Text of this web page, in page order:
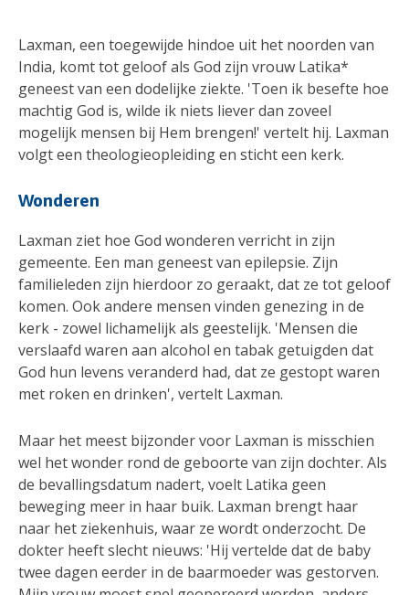
Laxman, een toegewijde hindoe uit het noorden van
India, komt tot geloof als God zijn vrouw Latika*
geneest van een dodelijke ziekte. 'Toen ik besefte hoe
machtig God is, wilde ik niets liever dan zoveel
mogelijk mensen bij Hem brengen!' vertelt hij. Laxman
volgt een theologieopleiding en sticht een kerk.
Wonderen
Laxman ziet hoe God wonderen verricht in zijn
gemeente. Een man geneest van epilepsie. Zijn
familieleden zijn hierdoor zo geraakt, dat ze tot geloof
komen. Ook andere mensen vinden genezing in de
kerk - zowel lichamelijk als geestelijk. 'Mensen die
verslaafd waren aan alcohol en tabak getuigden dat
God hun levens veranderd had, dat ze gestopt waren
met roken en drinken', vertelt Laxman.
Maar het meest bijzonder voor Laxman is misschien
wel het wonder rond de geboorte van zijn dochter. Als
de bevallingsdatum nadert, voelt Latika geen
beweging meer in haar buik. Laxman brengt haar
naar het ziekenhuis, waar ze wordt onderzocht. De
dokter heeft slecht nieuws: 'Hij vertelde dat de baby
twee dagen eerder in de baarmoeder was gestorven.